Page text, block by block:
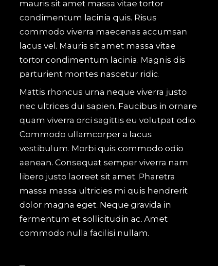
mauris sit amet massa vitae tortor
condimentum lacinia quis. Risus
commodo viverra maecenas accumsan
lacus vel. Mauris sit amet massa vitae
tortor condimentum lacinia. Magnis dis
parturient montes nascetur ridic.
Mattis rhoncus urna neque viverra justo
nec ultrices dui sapien. Faucibus in ornare
quam viverra orci sagittis eu volutpat odio.
Commodo ullamcorper a lacus
vestibulum. Morbi quis commodo odio
aenean. Consequat semper viverra nam
libero justo laoreet sit amet. Pharetra
massa massa ultricies mi quis hendrerit
dolor magna eget. Neque gravida in
fermentum et sollicitudin ac. Amet
commodo nulla facilisi nullam.